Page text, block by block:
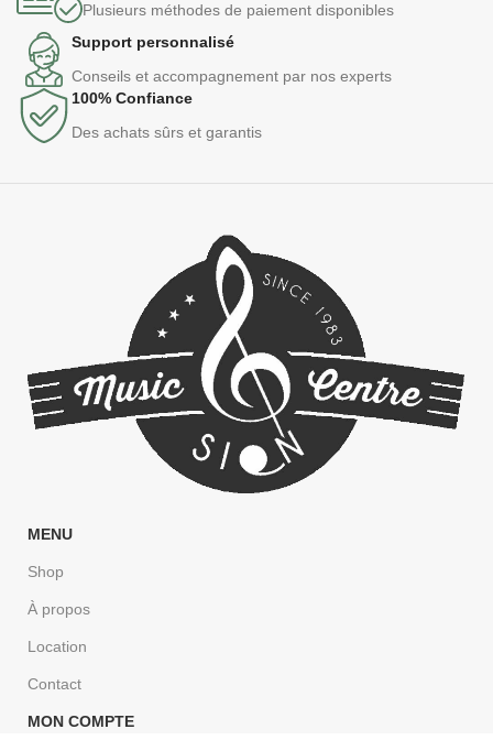
Plusieurs méthodes de paiement disponibles
Support personnalisé
Conseils et accompagnement par nos experts
100% Confiance
Des achats sûrs et garantis
MENU
Shop
À propos
Location
Contact
MON COMPTE